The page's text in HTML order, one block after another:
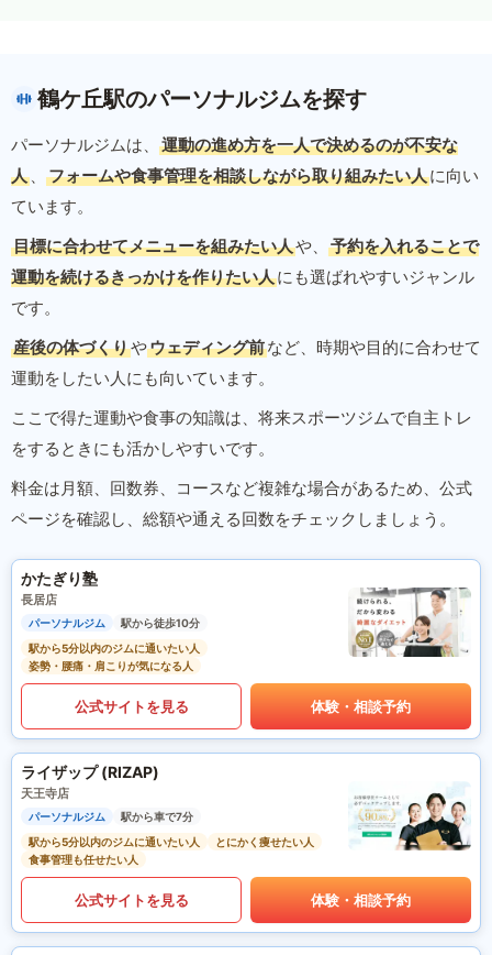
鶴ケ丘駅のパーソナルジムを探す
パーソナルジムは、
運動の進め方を一人で決めるのが不安な
人 、 フォームや食事管理を相談しながら取り組みたい人に向い
ています。
目標に合わせてメニューを組みたい人や、
予約を入れることで
運動を続けるきっかけを作りたい人にも選ばれやすいジャンル
です。
産後の体づくりやウェディング前など、時期や目的に合わせて
運動をしたい人にも向いています。
ここで得た運動や食事の知識は、将来スポーツジムで自主トレ
をするときにも活かしやすいです。
料金は月額、回数券、コースなど複雑な場合があるため、公式
ページを確認し、総額や通える回数をチェックしましょう。
かたぎり塾
長居店
パーソナルジム
駅から徒歩10分
駅から5分以内のジムに通いたい人
姿勢・腰痛・肩こりが気になる人
公式サイトを見る 体験・相談予約
ライザップ (RIZAP)
天王寺店
パーソナルジム
駅から車で7分
駅から5分以内のジムに通いたい人
とにかく痩せたい人
食事管理も任せたい人
公式サイトを見る 体験・相談予約